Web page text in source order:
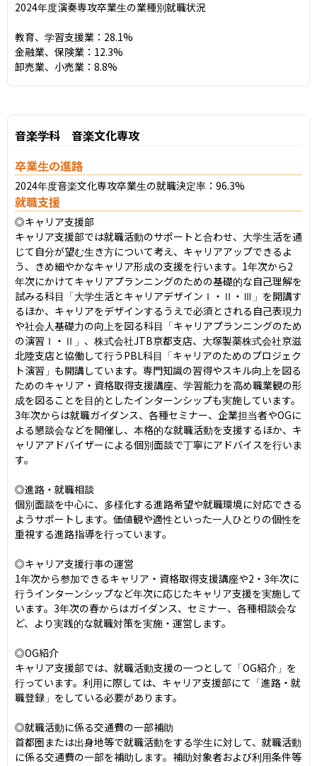
2024年度演奏専攻卒業生の業種別就職状況
教育、学習支援業：28.1%
金融業、保険業：12.3%
卸売業、小売業：8.8%
音楽学科 音楽文化専攻
卒業生の進路
2024年度音楽文化専攻卒業生の就職決定率：96.3%
就職支援
◎キャリア支援部
キャリア支援部では就職活動のサポートと合わせ、大学生活を通
じて自分が望む生き方について考え、キャリアアップできるよ
う、きめ細やかなキャリア形成の支援を行います。1年次から2
年次にかけてキャリアプランニングのための基礎的な自己理解を
試みる科目「大学生活とキャリアデザインⅠ・Ⅱ・Ⅲ」を開講す
るほか、キャリアをデザインするうえで必須とされる自己表現力
や社会人基礎力の向上を図る科目「キャリアプランニングのため
の演習Ⅰ・Ⅱ」、株式会社JTB京都支店、大塚製薬株式会社京滋
北陸支店と協働して行うPBL科目「キャリアのためのプロジェク
ト演習」も開講しています。専門知識の習得やスキル向上を図る
ためのキャリア・資格取得支援講座、学習能力を高め職業観の形
成を図ることを目的としたインターンシップも実施しています。
3年次からは就職ガイダンス、各種セミナー、企業担当者やOGに
よる懇談会などを開催し、本格的な就職活動を支援するほか、キ
ャリアアドバイザーによる個別面談で丁寧にアドバイスを行いま
す。
◎進路・就職相談
個別面談を中心に、多様化する進路希望や就職環境に対応できる
ようサポートします。価値観や適性といった一人ひとりの個性を
重視する進路指導を行っています。
◎キャリア支援行事の運営
1年次から参加できるキャリア・資格取得支援講座や2・3年次に
行うインターンシップなど年次に応じたキャリア支援を実施して
います。3年次の春からはガイダンス、セミナー、各種相談会な
ど、より実践的な就職対策を実施・運営します。
◎OG紹介
キャリア支援部では、就職活動支援の一つとして「OG紹介」を
行っています。利用に際しては、キャリア支援部にて「進路・就
職登録」をしている必要があります。
◎就職活動に係る交通費の一部補助
首都圏または出身地等で就職活動をする学生に対して、就職活動
に係る交通費の一部を補助します。補助対象者および利用条件等